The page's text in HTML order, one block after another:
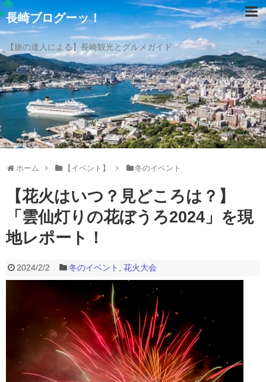
長崎ブログーッ！
【旅の達人による】長崎観光とグルメガイド
ホーム 【イベント】 冬のイベント
【花火はいつ？見どころは？】
「雲仙灯りの花ぼうろ2024」を現
地レポート！
2024/2/2 冬のイベント 花火大会